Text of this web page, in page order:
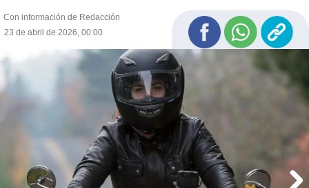
Con información de Redacción
23 de abril de 2026, 00:00